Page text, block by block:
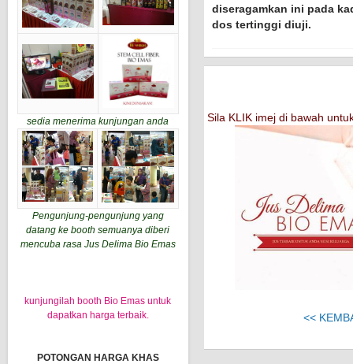
sedia menerima kunjungan anda
Pengunjung-pengunjung yang
datang ke booth semuanya diberi
mencuba rasa Jus Delima Bio Emas
kunjungilah booth Bio Emas untuk
dapatkan harga terbaik.
POTONGAN HARGA KHAS
diseragamkan ini pada
dos tertinggi diuji.
Sila KLIK imej di bawah
<<